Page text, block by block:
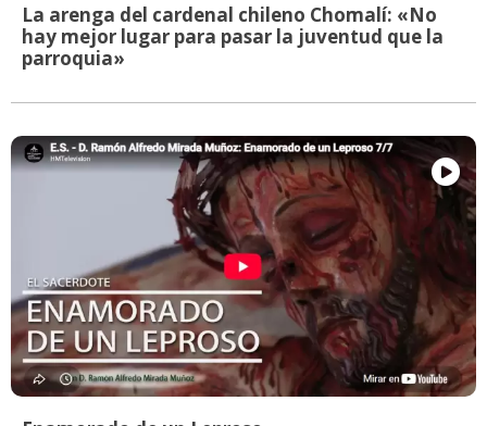
La arenga del cardenal chileno Chomalí: «No
hay mejor lugar para pasar la juventud que la
parroquia»